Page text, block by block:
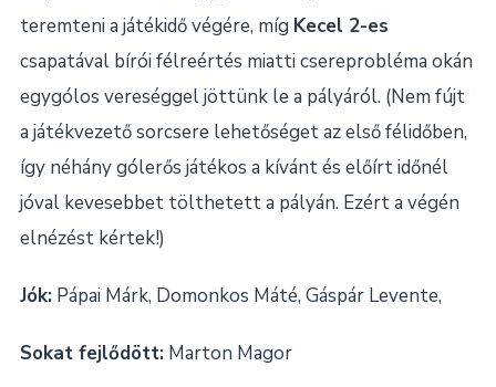
teremteni a játékidő végére, míg Kecel 2-es
csapatával bírói félreértés miatti csereprobléma okán
egygólos vereséggel jöttünk le a pályáról. (Nem fújt
a játékvezető sorcsere lehetőséget az első félidőben,
így néhány gólerős játékos a kívánt és előírt időnél
jóval kevesebbet tölthetett a pályán. Ezért a végén
elnézést kértek!)
Jók:Pápai Márk, Domonkos Máté, Gáspár Levente,
Sokat fejlődött:Marton Magor